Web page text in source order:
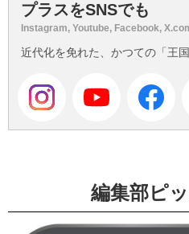
プラスをSNSでも
Instagram, Youtube, Facebook,
近代化を免れた、かつての「王国
編集部ピ